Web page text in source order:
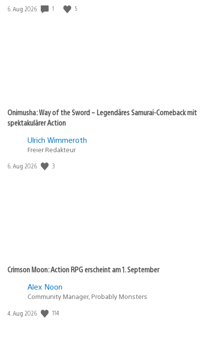
Veröffentlichungsdatum:
6. Aug 2026 1 5
Onimusha: Way of the Sword – Legendäres Samurai-Comeback mit
spektakulärer Action
Ulrich Wimmeroth
Freier Redakteur
Veröffentlichungsdatum:
6. Aug 2026 3
Crimson Moon: Action RPG erscheint am 1. September
Alex Noon
Community Manager, Probably Monsters
Veröffentlichungsdatum:
4. Aug 2026 114